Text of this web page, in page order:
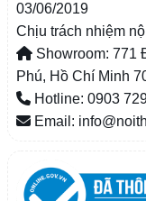
03/06/2019
Chịu trách nhiệm
Showroom: 771
Phú, Hồ Chí Minh
Hotline: 0903
Email: